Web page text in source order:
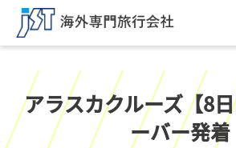
アラスカクルーズ【8
ーバー発着